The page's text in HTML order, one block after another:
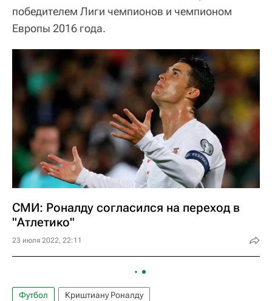
победителем Лиги чемпионов и чемпионом
Европы 2016 года.
СМИ: Роналду согласился на переход в
"Атлетико"
23 июля 2022, 22:11
Футбол
Криштиану Роналду